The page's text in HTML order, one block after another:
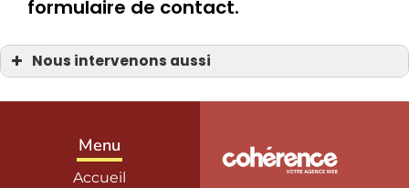
formulaire de contact.
Nous intervenons aussi
Cheministe Coutances
Cheministe Isigny-sur-Mer
Cheministe La Haye-du-Puits
Cheministe Saint-Hilaire-Petitville
Menu
Accueil